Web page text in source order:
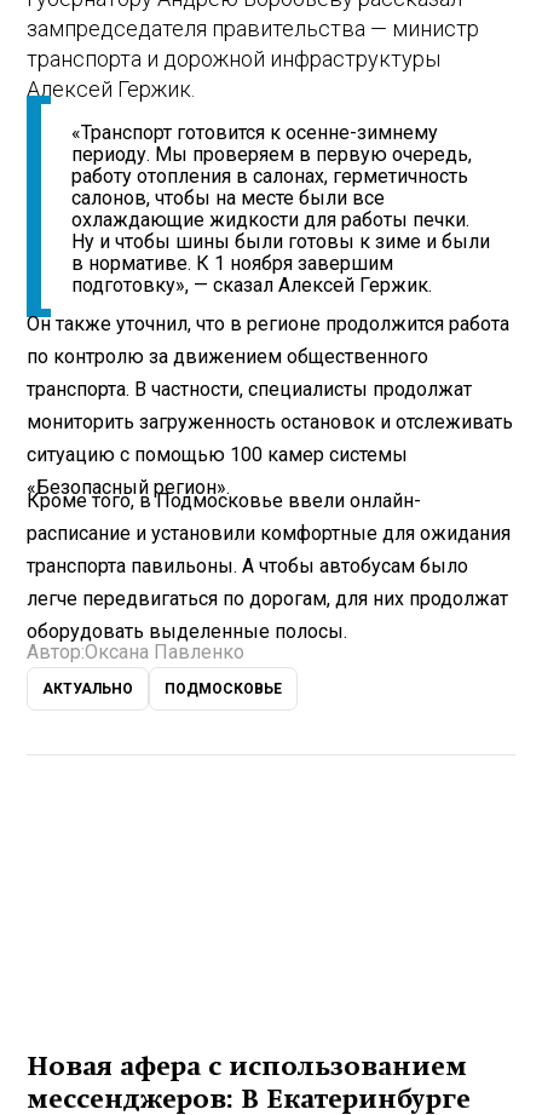
зампредседателя правительства — министр
транспорта и дорожной инфраструктуры
Алексей Гержик.
«Транспорт готовится к осенне-зимнему
периоду. Мы проверяем в первую очередь,
работу отопления в салонах, герметичность
салонов, чтобы на месте были все
охлаждающие жидкости для работы печки.
Ну и чтобы шины были готовы к зиме и были
в нормативе. К 1 ноября завершим
подготовку», — сказал Алексей Гержик.
Он также уточнил, что в регионе продолжится работа
по контролю за движением общественного
транспорта. В частности, специалисты продолжат
мониторить загруженность остановок и отслеживать
ситуацию с помощью 100 камер системы
«Безопасный регион».
Кроме того, в Подмосковье ввели онлайн-
расписание и установили комфортные для ожидания
транспорта павильоны. А чтобы автобусам было
легче передвигаться по дорогам, для них продолжат
оборудовать выделенные полосы.
Автор:Оксана Павленко
АКТУАЛЬНО ПОДМОСКОВЬЕ
Новая афера с использованием
мессенджеров: В Екатеринбурге